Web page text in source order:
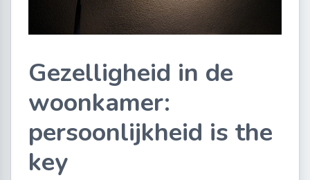
Gezelligheid in de
woonkamer:
persoonlijkheid is the
key